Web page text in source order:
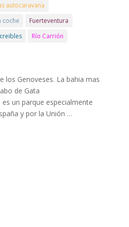
autocaravana
coche
Fuerteventura
Río Carrión
los Genoveses. La bahia mas
de Gata
es un parque especialmente
y por la Unión …